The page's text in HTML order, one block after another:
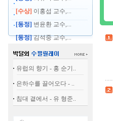
[수상] 이홍섭 교수,...
[동정] 변윤환 교수,...
[동정]김석중 교수,...
유럽의 향기 - 홍 순기..
은하수를 끌어오다 - ..
침대 곁에서 - 유 형준..